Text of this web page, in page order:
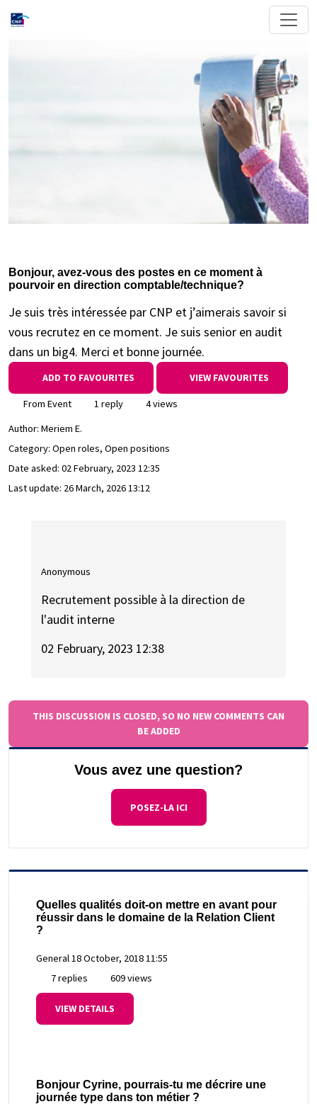
Bonjour, avez-vous des postes en ce moment à
pourvoir en direction comptable/technique?
Je suis très intéressée par CNP et j’aimerais savoir si
vous recrutez en ce moment. Je suis senior en audit
dans un big4. Merci et bonne journée.
ADD TO FAVOURITES VIEW FAVOURITES
From Event 1 reply
4 views
Author: Meriem E.
Category: Open roles, Open positions
Date asked: 02 February, 2023 12:35
Last update: 26 March, 2026 13:12
Anonymous
Recrutement possible à la direction de
l'audit interne
02 February, 2023 12:38
THIS DISCUSSION IS CLOSED, SO NO NEW COMMENTS CAN
BE ADDED
Vous avez une question?
POSEZ-LA ICI
Quelles qualités doit-on mettre en avant pour
réussir dans le domaine de la Relation Client
?
General 18 October, 2018 11:55
7 replies
609 views
VIEW DETAILS
Bonjour Cyrine, pourrais-tu me décrire une
journée type dans ton métier ?